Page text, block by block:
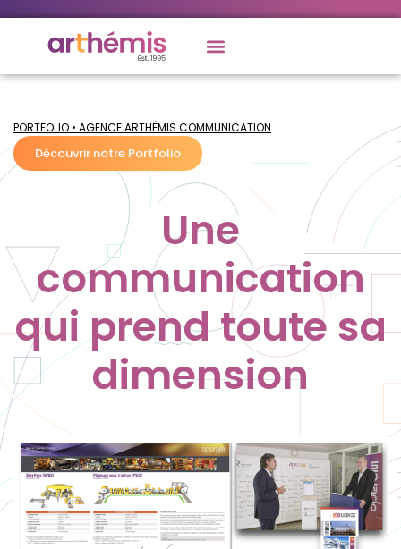
PORTFOLIO • AGENCE ARTHÉMIS COMMUNICATION
Découvrir notre Portfolio
Une
communication
qui prend toute sa
dimension